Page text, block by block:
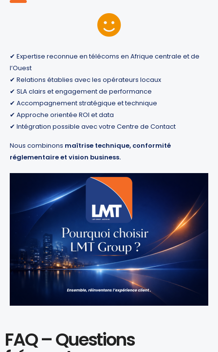
✔ Expertise reconnue en télécoms en Afrique centrale et de
l’Ouest
✔ Relations établies avec les opérateurs locaux
✔ SLA clairs et engagement de performance
✔ Accompagnement stratégique et technique
✔ Approche orientée ROI et data
✔ Intégration possible avec votre Centre de Contact
Nous combinons maîtrise technique, conformité
réglementaire et vision business.
FAQ – Questions